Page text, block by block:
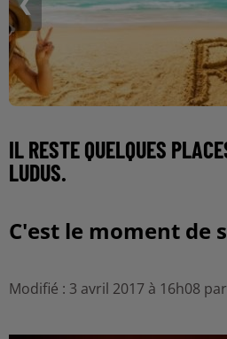
IL RESTE QUELQUES
LUDUS.
C'est le moment de
Modifié : 3 avril 2017 à 16h08